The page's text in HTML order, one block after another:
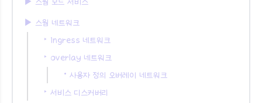
▶︎ 스웜 네트워크
‣ ingress 네트워크
‣ overlay 네트워크
• 사용자 정의 오버레이 네트워크
‣ 서비스 디스커버리